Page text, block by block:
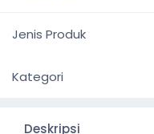
Jenis Produk
Kategori
Deskripsi